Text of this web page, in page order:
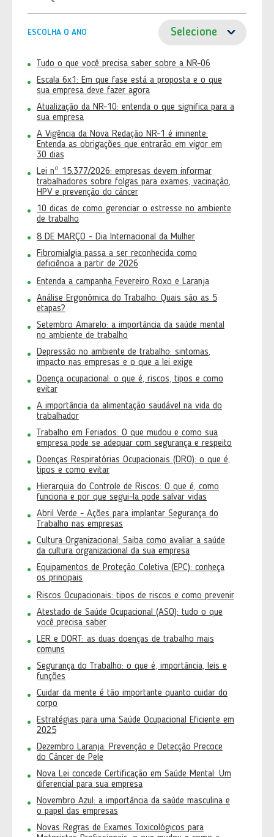
ESCOLHA O ANO
Tudo o que você precisa saber sobre a NR-06
Escala 6x1: Em que fase está a proposta e o que
sua empresa deve fazer agora
Atualização da NR-10: entenda o que significa para a
sua empresa
A Vigência da Nova Redação NR-1 é iminente:
Entenda as obrigações que entrarão em vigor em
30 dias
Lei nº 15.377/2026: empresas devem informar
trabalhadores sobre folgas para exames, vacinação,
HPV e prevenção do câncer
10 dicas de como gerenciar o estresse no ambiente
de trabalho
8 DE MARÇO - Dia Internacional da Mulher
Fibromialgia passa a ser reconhecida como
deficiência a partir de 2026
Entenda a campanha Fevereiro Roxo e Laranja
Análise Ergonômica do Trabalho: Quais são as 5
etapas?
Setembro Amarelo: a importância da saúde mental
no ambiente de trabalho
Depressão no ambiente de trabalho: sintomas,
impacto nas empresas e o que a lei exige
Doença ocupacional: o que é, riscos, tipos e como
evitar
A importância da alimentação saudável na vida do
trabalhador
Trabalho em Feriados: O que mudou e como sua
empresa pode se adequar com segurança e respeito
Doenças Respiratórias Ocupacionais (DRO): o que é,
tipos e como evitar
Hierarquia do Controle de Riscos: O que é, como
funciona e por que segui-la pode salvar vidas
Abril Verde - Ações para implantar Segurança do
Trabalho nas empresas
Cultura Organizacional: Saiba como avaliar a saúde
da cultura organizacional da sua empresa
Equipamentos de Proteção Coletiva (EPC): conheça
os principais
Riscos Ocupacionais: tipos de riscos e como prevenir
Atestado de Saúde Ocupacional (ASO): tudo o que
você precisa saber
LER e DORT: as duas doenças de trabalho mais
comuns
Segurança do Trabalho: o que é, importância, leis e
funções
Cuidar da mente é tão importante quanto cuidar do
corpo
Estratégias para uma Saúde Ocupacional Eficiente em
2025
Dezembro Laranja: Prevenção e Detecção Precoce
do Câncer de Pele
Nova Lei concede Certificação em Saúde Mental: Um
diferencial para sua empresa
Novembro Azul: a importância da saúde masculina e
o papel das empresas
Novas Regras de Exames Toxicológicos para